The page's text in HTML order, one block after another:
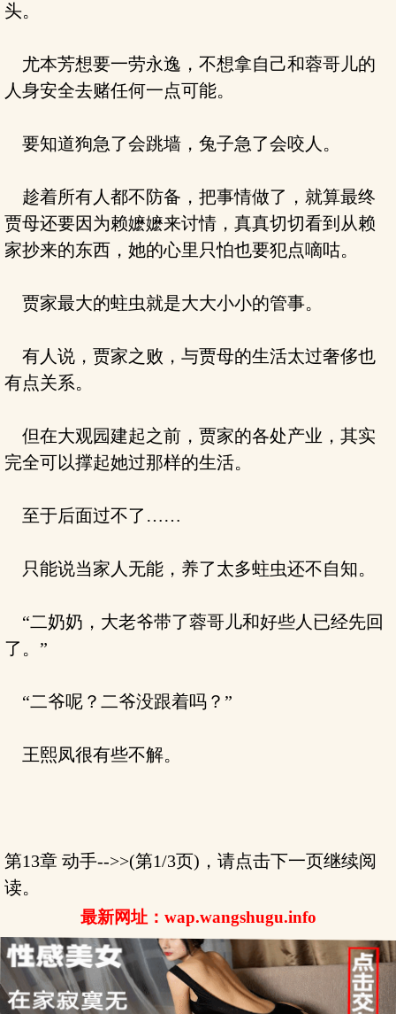
头。
尤本芳想要一劳永逸，不想拿自己和蓉哥儿的
人身安全去赌任何一点可能。
要知道狗急了会跳墙，兔子急了会咬人。
趁着所有人都不防备，把事情做了，就算最终
贾母还要因为赖嬷嬷来讨情，真真切切看到从赖
家抄来的东西，她的心里只怕也要犯点嘀咕。
贾家最大的蛀虫就是大大小小的管事。
有人说，贾家之败，与贾母的生活太过奢侈也
有点关系。
但在大观园建起之前，贾家的各处产业，其实
完全可以撑起她过那样的生活。
至于后面过不了……
只能说当家人无能，养了太多蛀虫还不自知。
“二奶奶，大老爷带了蓉哥儿和好些人已经先回
了。”
“二爷呢？二爷没跟着吗？”
王熙凤很有些不解。
第13章 动手-->>(第1/3页)，请点击下一页继续阅
读。
最新网址：wap.wangshugu.info